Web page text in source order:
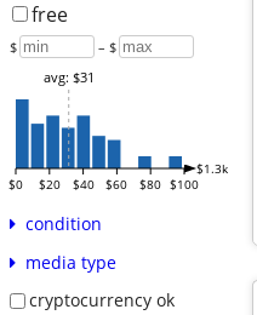
free
$ – $
$0 $20 $40 $60 $80 $100
$1.3k
avg: $31
condition
media type
cryptocurrency ok